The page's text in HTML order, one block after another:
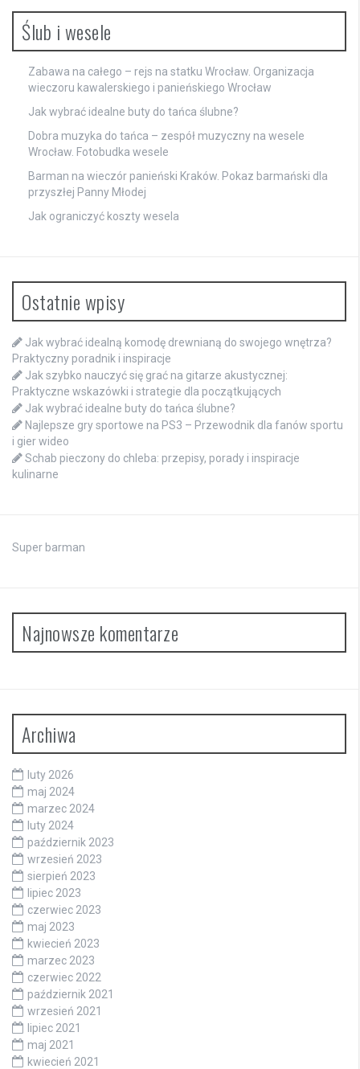
Ślub i wesele
Zabawa na całego – rejs na statku Wrocław. Organizacja
wieczoru kawalerskiego i panieńskiego Wrocław
Jak wybrać idealne buty do tańca ślubne?
Dobra muzyka do tańca – zespół muzyczny na wesele
Wrocław. Fotobudka wesele
Barman na wieczór panieński Kraków. Pokaz barmański dla
przyszłej Panny Młodej
Jak ograniczyć koszty wesela
Ostatnie wpisy
Jak wybrać idealną komodę drewnianą do swojego wnętrza?
Praktyczny poradnik i inspiracje
Jak szybko nauczyć się grać na gitarze akustycznej:
Praktyczne wskazówki i strategie dla początkujących
Jak wybrać idealne buty do tańca ślubne?
Najlepsze gry sportowe na PS3 – Przewodnik dla fanów sportu
i gier wideo
Schab pieczony do chleba: przepisy, porady i inspiracje
kulinarne
Super barman
Najnowsze komentarze
Archiwa
luty 2026
maj 2024
marzec 2024
luty 2024
październik 2023
wrzesień 2023
sierpień 2023
lipiec 2023
czerwiec 2023
maj 2023
kwiecień 2023
marzec 2023
czerwiec 2022
październik 2021
wrzesień 2021
lipiec 2021
maj 2021
kwiecień 2021